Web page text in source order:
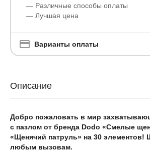
— Различные способы оплаты
— Лучшая цена
Варианты оплаты
Описание
Добро пожаловать в мир
с пазлом от бренда Dodo «Смелые
«Щенячий патруль» на 30 элементов!
любым вызовам.